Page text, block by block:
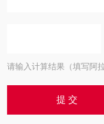
请输入计算结果（填写阿